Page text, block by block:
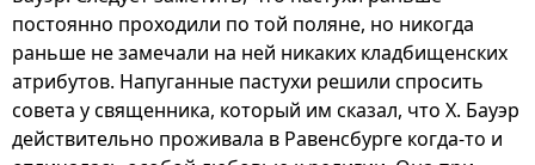
постоянно проходили по той поляне, но никогда
раньше не замечали на ней никаких кладбищенских
атрибутов. Напуганные пастухи решили спросить
совета у священника, который им сказал, что Х. Бауэр
действительно проживала в Равенсбурге когда-то и